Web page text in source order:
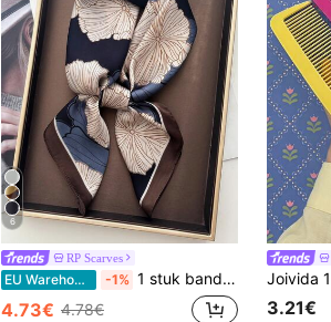
6
RP Scarves
EU Warehouse -1% 1 stuk bandana van imitatiezijde met paisleyprint, veelzijdige nekdoek, hoofdband of decoratie voor heren.
4.73€ 4.78€ 3.21€